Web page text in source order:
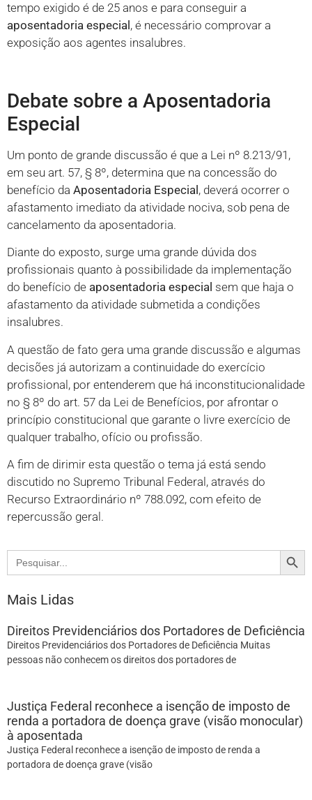
tempo exigido é de 25 anos e para conseguir a
aposentadoria especial , é necessário comprovar a
exposição aos agentes insalubres.
Debate sobre a Aposentadoria
Especial
Um ponto de grande discussão é que a Lei nº 8.213/91,
em seu art. 57, § 8º, determina que na concessão do
benefício da Aposentadoria Especial , deverá ocorrer o
afastamento imediato da atividade nociva, sob pena de
cancelamento da aposentadoria.
Diante do exposto, surge uma grande dúvida dos
profissionais quanto à possibilidade da implementação
do benefício de aposentadoria especial sem que haja o
afastamento da atividade submetida a condições
insalubres.
A questão de fato gera uma grande discussão e algumas
decisões já autorizam a continuidade do exercício
profissional, por entenderem que há inconstitucionalidade
no § 8º do art. 57 da Lei de Benefícios, por afrontar o
princípio constitucional que garante o livre exercício de
qualquer trabalho, ofício ou profissão.
A fim de dirimir esta questão o tema já está sendo
discutido no Supremo Tribunal Federal, através do
Recurso Extraordinário nº 788.092, com efeito de
repercussão geral.
Search
for:
Mais Lidas
Direitos Previdenciários dos Portadores de Deficiência
Direitos Previdenciários dos Portadores de Deficiência Muitas
pessoas não conhecem os direitos dos portadores de
Justiça Federal reconhece a isenção de imposto de
renda a portadora de doença grave (visão monocular)
à aposentada
Justiça Federal reconhece a isenção de imposto de renda a
portadora de doença grave (visão